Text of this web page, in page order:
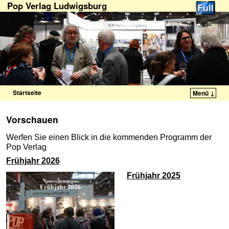
Pop Verlag Ludwigsburg
Startseite Menü ↓
Vorschauen
Werfen Sie einen Blick in die kommenden Programm der
Pop Verlag
Frühjahr 2026
Frühjahr 2025